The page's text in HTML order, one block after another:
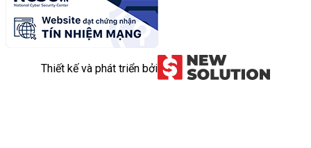
Thiết kế và phát triển bởi